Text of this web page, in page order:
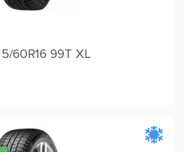
60R16 99T XL